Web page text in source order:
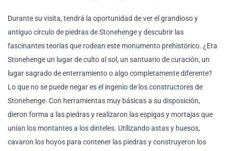
Durante su visita, tendrá la oportunidad de ver el grandioso y
antiguo círculo de piedras de Stonehenge y descubrir las
fascinantes teorías que rodean este monumento prehistórico. ¿Era
Stonehenge un lugar de culto al sol, un santuario de curación, un
lugar sagrado de enterramiento o algo completamente diferente?
Lo que no se puede negar es el ingenio de los constructores de
Stonehenge. Con herramientas muy básicas a su disposición,
dieron forma a las piedras y realizaron las espigas y mortajas que
unían los montantes a los dinteles. Utilizando astas y huesos,
cavaron los hoyos para contener las piedras y construyeron los